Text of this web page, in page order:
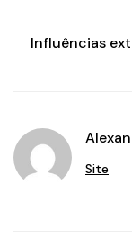
Influências
Site